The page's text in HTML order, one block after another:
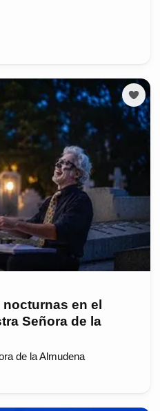
en el
Señora de la
de la Almudena